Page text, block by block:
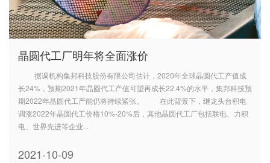
晶圆代工厂明年将全面涨价
据调机构集邦科技股份有限公司估计，2020年全球晶圆代工产值成
长24%，预期2021年晶圆代工产值可望再成长22.4%的水平，集邦科技预
期2022年晶圆代工产能仍将持续紧张。 在此背景下，继龙头台积电
调涨2022年晶圆代工价格10%-20%后，其他晶圆代工厂包括联电、力积
电、世界先进等企业...
2021-10-09